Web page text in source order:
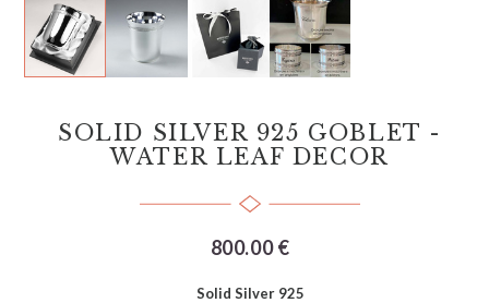
SOLID SILVER 925 GOBLET -
WATER LEAF DECOR
800.00 €
Solid Silver 925